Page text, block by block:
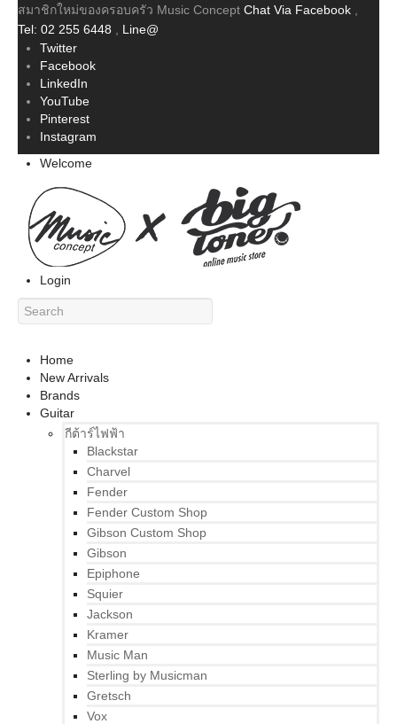
สมาชิกใหม่ของครอบครัว Music Concept Chat Via Facebook
Tel: 02 255 6448
Line@
Twitter
Facebook
LinkedIn
YouTube
Pinterest
Instagram
Welcome
Login
Home
New Arrivals
Brands
Guitar
กีต้าร์ไฟฟ้า
Blackstar
Charvel
Fender
Fender Custom Shop
Gibson Custom Shop
Gibson
Epiphone
Squier
Jackson
Kramer
Music Man
Sterling by Musicman
Gretsch
Vox